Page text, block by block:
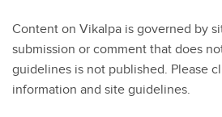
Content on Vikalpa is governed by
submission or comment that does
guidelines is not published. Please
information and site guidelines.